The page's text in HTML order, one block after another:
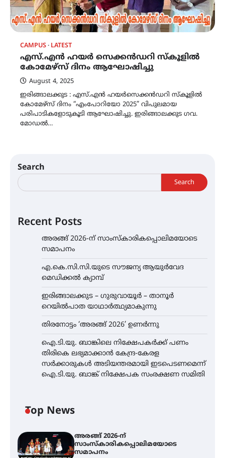
CAMPUS LATEST
എസ്.എൻ ഹയർ സെക്കൻഡറി സ്കൂളിൽ
കോമേഴ്‌സ് ദിനം ആഘോഷിച്ചു
August 4, 2025
ഇരിങ്ങാലക്കുട : എസ്.എൻ ഹയർസെക്കൻഡറി സ്കൂളിൽ
കോമേഴ്‌സ് ദിനം “എംപോറിയോ 2025” വിപുലമായ
പരിപാടികളോടുകൂടി ആഘോഷിച്ചു. ഇരിങ്ങാലക്കുട ഗവ.
മോഡൽ…
Search
Search
Recent Posts
അരങ്ങ് 2026-ന് സാംസ്കാരികപ്പൊലിമയോടെ
സമാപനം
എ.കെ.സി.സി.യുടെ സൗജന്യ ആയുർവേദ
മെഡിക്കൽ ക്യാമ്പ്
ഇരിങ്ങാലക്കുട – ഗുരുവായൂർ – താനൂർ
റെയിൽപാത യാഥാർത്ഥ്യമാകുന്നു
തിരനോട്ടം ‘അരങ്ങ് 2026’ ഉണർന്നു
ഐ.ടി.യു. ബാങ്കിലെ നിക്ഷേപകർക്ക് പണം
തിരികെ ലഭ്യമാക്കാൻ കേന്ദ്ര-കേരള
സർക്കാരുകൾ അടിയന്തരമായി ഇടപെടണമെന്ന്
ഐ.ടി.യു. ബാങ്ക് നിക്ഷേപക സംരക്ഷണ സമിതി
Top News
അരങ്ങ് 2026-ന്
സാംസ്കാരികപ്പൊലിമയോടെ
സമാപനം